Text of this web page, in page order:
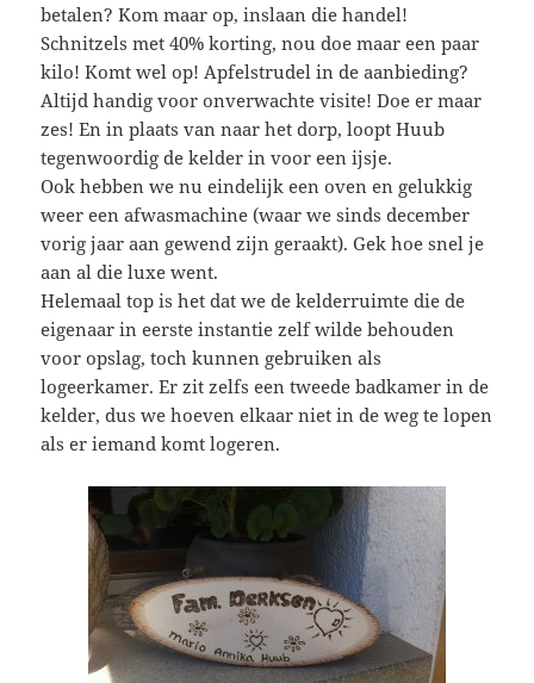
betalen? Kom maar op, inslaan die handel!
Schnitzels met 40% korting, nou doe maar een paar
kilo! Komt wel op! Apfelstrudel in de aanbieding?
Altijd handig voor onverwachte visite! Doe er maar
zes! En in plaats van naar het dorp, loopt Huub
tegenwoordig de kelder in voor een ijsje.
Ook hebben we nu eindelijk een oven en gelukkig
weer een afwasmachine (waar we sinds december
vorig jaar aan gewend zijn geraakt). Gek hoe snel je
aan al die luxe went.
Helemaal top is het dat we de kelderruimte die de
eigenaar in eerste instantie zelf wilde behouden
voor opslag, toch kunnen gebruiken als
logeerkamer. Er zit zelfs een tweede badkamer in de
kelder, dus we hoeven elkaar niet in de weg te lopen
als er iemand komt logeren.